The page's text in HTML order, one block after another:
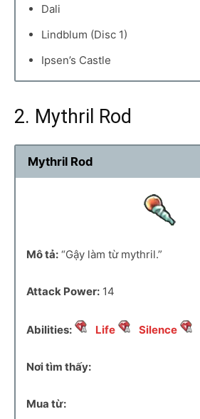
Dali
Lindblum (Disc 1)
Ipsen’s Castle
2. Mythril Rod
Mythril Rod
Mô tả: “Gậy làm từ mythril.”
Attack Power: 14
Abilities: Life Silence
Nơi tìm thấy:
Mua từ: